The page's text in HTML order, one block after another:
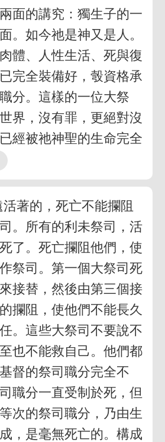
面的講究：獨生子的一
。如今祂是神又是人。
體、人性生活、死與復
完全裝備好，彀資格承
分。這樣的一位大祭
界，沒有罪，更絕對沒
經被祂神聖的生命完全
著的，死亡不能攔阻
。所有的利未祭司，活
了。死亡攔阻他們，使
祭司。第一個大祭司死
接替，然後由第三個接
攔阻，使他們不能長久
。這些大祭司不要說不
也不能救自己。他們都
督的祭司職分完全不
職分一直受制於死，但
次的祭司職分，乃由生
，是毫無死亡的。構成